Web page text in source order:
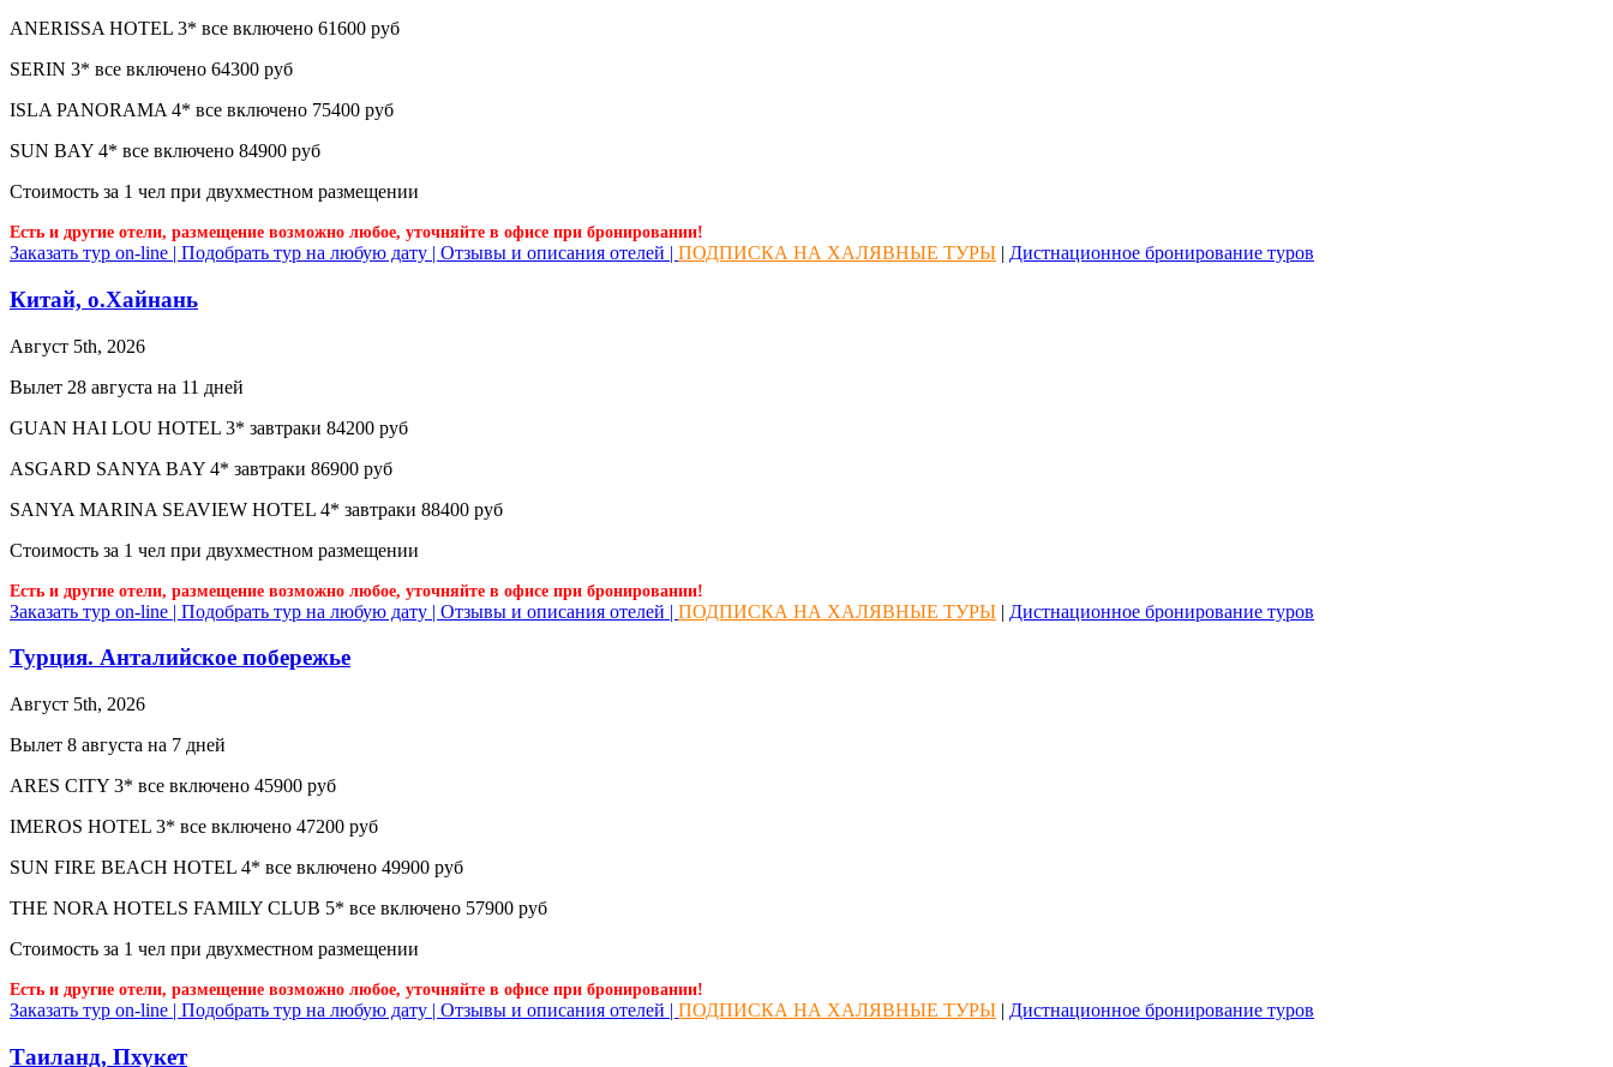
ANERISSA HOTEL 3* все включено 61600 руб
SERIN 3* все включено 64300 руб
ISLA PANORAMA 4* все включено 75400 руб
SUN BAY 4* все включено 84900 руб
Стоимость за 1 чел при двухместном размещении
Есть и другие отели, размещение возможно любое, уточняйте в офисе при бронировании!
Заказать тур on-line | Подобрать тур на любую дату | Отзывы и описания отелей | ПОДПИСКА НА ХАЛЯВНЫЕ ТУРЫ | Дистнационное бронирование туров
Китай, о.Хайнань
Август 5th, 2026
Вылет 28 августа на 11 дней
GUAN HAI LOU HOTEL 3* завтраки 84200 руб
ASGARD SANYA BAY 4* завтраки 86900 руб
SANYA MARINA SEAVIEW HOTEL 4* завтраки 88400 руб
Стоимость за 1 чел при двухместном размещении
Есть и другие отели, размещение возможно любое, уточняйте в офисе при бронировании!
Заказать тур on-line | Подобрать тур на любую дату | Отзывы и описания отелей | ПОДПИСКА НА ХАЛЯВНЫЕ ТУРЫ | Дистнационное бронирование туров
Турция. Анталийское побережье
Август 5th, 2026
Вылет 8 августа на 7 дней
ARES CITY 3* все включено 45900 руб
IMEROS HOTEL 3* все включено 47200 руб
SUN FIRE BEACH HOTEL 4* все включено 49900 руб
THE NORA HOTELS FAMILY CLUB 5* все включено 57900 руб
Стоимость за 1 чел при двухместном размещении
Есть и другие отели, размещение возможно любое, уточняйте в офисе при бронировании!
Заказать тур on-line | Подобрать тур на любую дату | Отзывы и описания отелей | ПОДПИСКА НА ХАЛЯВНЫЕ ТУРЫ | Дистнационное бронирование туров
Таиланд, Пхукет